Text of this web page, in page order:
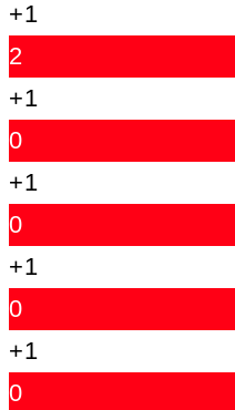
+1
2
+1
0
+1
0
+1
0
+1
0